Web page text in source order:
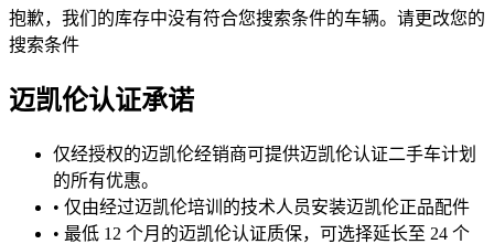
抱歉，我们的库存中没有符合您搜索条件的车辆。请更改您的
搜索条件
迈凯伦认证承诺
仅经授权的迈凯伦经销商可提供迈凯伦认证二手车计划
的所有优惠。
• 仅由经过迈凯伦培训的技术人员安装迈凯伦正品配件
• 最低 12 个月的迈凯伦认证质保，可选择延长至 24 个